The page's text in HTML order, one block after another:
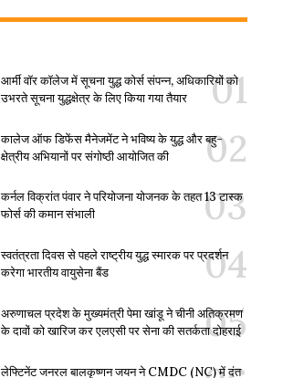
आर्मी वॉर कॉलेज में सूचना युद्ध कोर्स संपन्न, अधिकारियों को
उभरते सूचना युद्धक्षेत्र के लिए किया गया तैयार
कालेज ऑफ डिफेंस मैनेजमेंट ने भविष्य के युद्ध और बहु-
क्षेत्रीय अभियानों पर संगोष्ठी आयोजित की
कर्नल विक्रांत पंवार ने परियोजना योजनक के तहत 13 टास्क
फोर्स की कमान संभाली
स्वतंत्रता दिवस से पहले राष्ट्रीय युद्ध स्मारक पर प्रदर्शन
करेगा भारतीय वायुसेना बैंड
अरुणाचल प्रदेश के मुख्यमंत्री पेमा खांडू ने चीनी अतिक्रमण
के दावों को खारिज कर एलएसी पर सेना की सतर्कता दोहराई
लेफ्टिनेंट जनरल बालकृष्णन जयन ने CMDC (NC) में दंत